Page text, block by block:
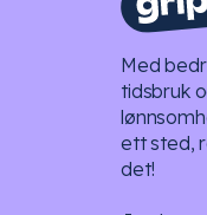
Med
tidsbruk
ett sted,
det!